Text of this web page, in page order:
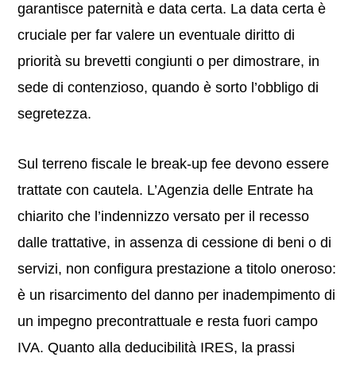
garantisce paternità e data certa. La data certa è
cruciale per far valere un eventuale diritto di
priorità su brevetti congiunti o per dimostrare, in
sede di contenzioso, quando è sorto l’obbligo di
segretezza.
Sul terreno fiscale le break-up fee devono essere
trattate con cautela. L’Agenzia delle Entrate ha
chiarito che l’indennizzo versato per il recesso
dalle trattative, in assenza di cessione di beni o di
servizi, non configura prestazione a titolo oneroso:
è un risarcimento del danno per inadempimento di
un impegno precontrattuale e resta fuori campo
IVA. Quanto alla deducibilità IRES, la prassi